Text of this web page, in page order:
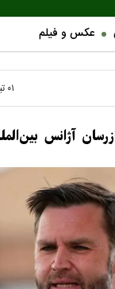
عکس و فیلم
۰۱ تير ۱۴۰۵ - ۱۵:۳۰
آژانس